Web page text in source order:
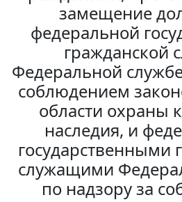
замещение
федеральной
гражданской
Федеральной
соблюдением
области охраны
наследия, и
государственными
служащими
по надзору за